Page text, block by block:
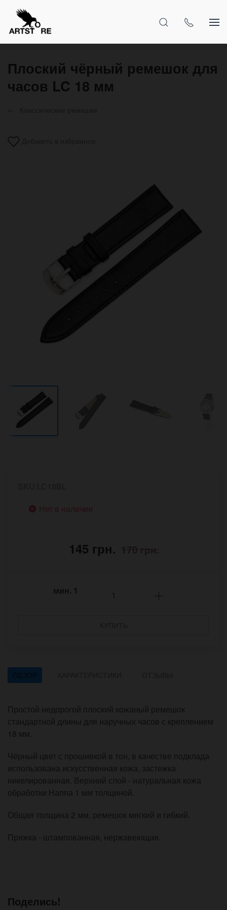
Плоский чёрный ремешок для
часов LC 18 мм
Нет в наличии
145 грн. 170 грн.
мин. 1
ОБЗОР
Простой недорогой плоский кожаный ремешок
стандартной длины для наручных часов с креплением
18 мм.
Чёрный цвет с прошивкой в тон, в качестве подклада
использована искусственная кожа, застежка
никелированная. Верхний слой - натуральная кожа
обработки Наппа 1 мм толщиной.
Общая толщина 2 мм, ремешок мягкий и гибкий.
Пряжка - штампованная, нержавеющая.
Поделись!